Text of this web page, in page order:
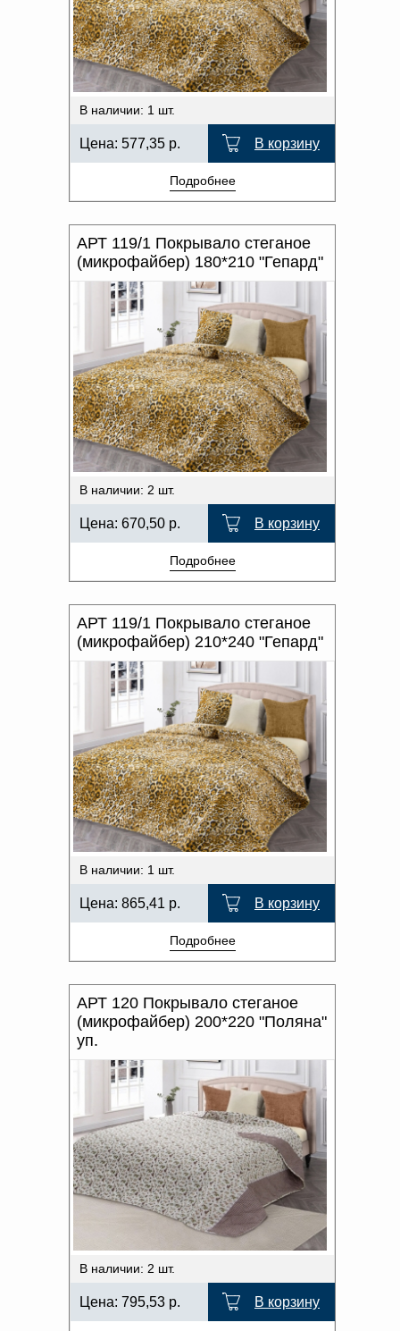
В наличии: 1 шт.
Цена: 577,35 р. В корзину
Подробнее
АРТ 119/1 Покрывало стеганое
(микрофайбер) 180*210 "Гепард"
В наличии: 2 шт.
Цена: 670,50 р. В корзину
Подробнее
АРТ 119/1 Покрывало стеганое
(микрофайбер) 210*240 "Гепард"
В наличии: 1 шт.
Цена: 865,41 р. В корзину
Подробнее
АРТ 120 Покрывало стеганое
(микрофайбер) 200*220 "Поляна"
уп.
В наличии: 2 шт.
Цена: 795,53 р. В корзину